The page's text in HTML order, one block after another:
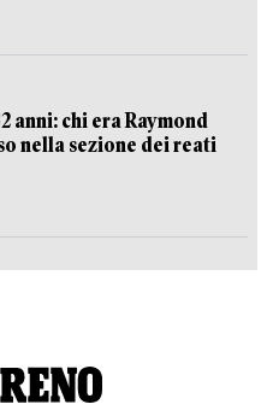
anni: chi era Raymond
nella sezione dei reati